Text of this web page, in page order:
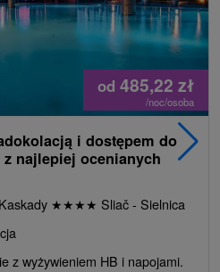
od 485,22 zł
/noc/osoba
i dostępem do
najlepiej ocenianych
★★★★ Sliač - Sielnica
z wyżywieniem HB i napojami.